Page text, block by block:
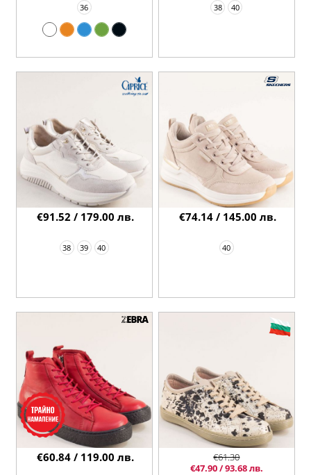
36 38 40
38 39 40
€91.52 / 179.00 лв.
40
€74.14 / 145.00 лв.
€60.84 / 119.00 лв.
€61.30
€47.90 / 93.68 лв.